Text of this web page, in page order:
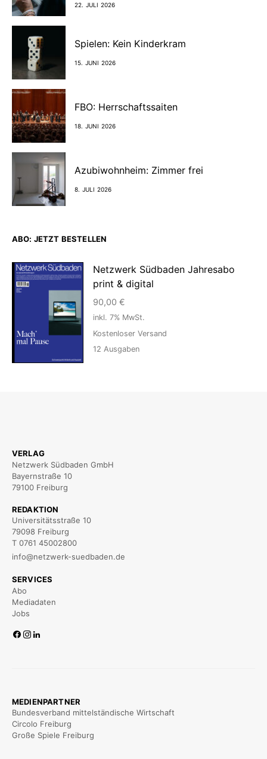
22. JULI 2026
Spielen: Kein Kinderkram
15. JUNI 2026
FBO: Herrschaftssaiten
18. JUNI 2026
Azubiwohnheim: Zimmer frei
8. JULI 2026
ABO: JETZT BESTELLEN
Netzwerk Südbaden Jahresabo
print & digital
90,00 €
inkl. 7% MwSt.
Kostenloser Versand
12 Ausgaben
VERLAG
Netzwerk Südbaden GmbH
Bayernstraße 10
79100 Freiburg
REDAKTION
Universitätsstraße 10
79098 Freiburg
T 0761 45002800
info@netzwerk-suedbaden.de
SERVICES
Abo
Mediadaten
Jobs
MEDIENPARTNER
Bundesverband mittelständische Wirtschaft
Circolo Freiburg
Große Spiele Freiburg